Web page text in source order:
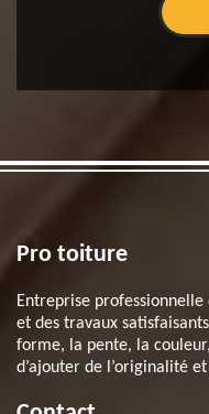
Pro toiture
Entreprise
et des travaux
forme, la pente, la
d’ajouter de l’originalité